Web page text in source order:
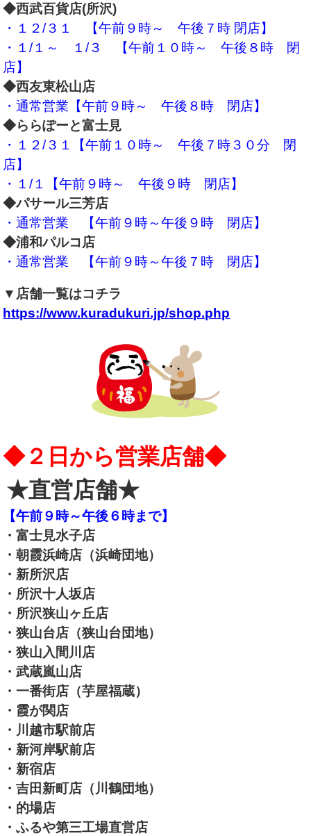
◆西武百貨店(所沢)
・１２/３１ 【午前９時～ 午後７時 閉店】
・１/１～
１/３ 【午前１０時～ 午後８時 閉
店】
◆西友東松山店
・通常営業【午前９時～ 午後８ 時 閉店】
◆ららぽーと富士見
・１２/３１【午前１０時～ 午後７時３０分 閉
店】
・１/１【午前９時～ 午後９時 閉店】
◆パサール三芳店
・通常営業 【午前９時～午後９時 閉店】
◆浦和パルコ店
・通常営業 【午前９時～午後７時 閉店】
▼店舗一覧はコチラ
https://www.kuradukuri.jp/shop.php
◆２日から営業店舗◆
★直営店舗★
【午前９時～午後６時まで】
・富士見水子店
・朝霞浜崎店（浜崎団地）
・新所沢店
・所沢十人坂店
・所沢狭山ヶ丘店
・狭山台店（狭山台団地）
・狭山入間川店
・武蔵嵐山店
・一番街店（芋屋福蔵）
・霞が関店
・川越市駅前店
・新河岸駅前店
・新宿店
・吉田新町店（川鶴団地）
・的場店
・ふるや第三工場直営店